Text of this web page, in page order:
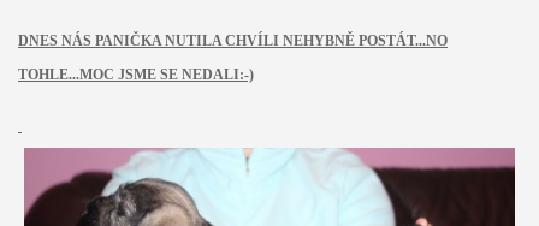
DNES NÁS PANIČKA NUTILA CHVÍLI NEHYBNĚ POSTÁT...NO
TOHLE...MOC JSME SE NEDALI:-)